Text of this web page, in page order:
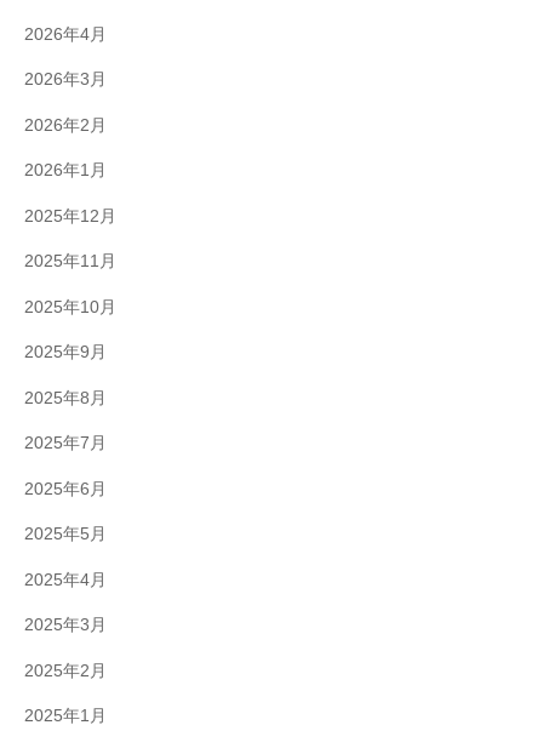
2026年4月
2026年3月
2026年2月
2026年1月
2025年12月
2025年11月
2025年10月
2025年9月
2025年8月
2025年7月
2025年6月
2025年5月
2025年4月
2025年3月
2025年2月
2025年1月